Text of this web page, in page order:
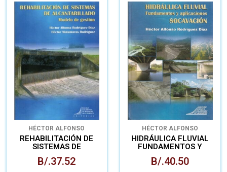
HÉCTOR ALFONSO
RODRÍGUEZ DÍAZHÉCTOR
MATAMOROS RODRÍGUEZ
REHABILITACIÓN DE
SISTEMAS DE
MODELO DE GESTIÓN
B/.37.52
HÉCTOR ALFONSO
RODRÍGUEZ DÍAZ
HIDRÁULICA FLUVIAL
FUNDAMENTOS Y
SOCAVACIÓN
B/.40.50